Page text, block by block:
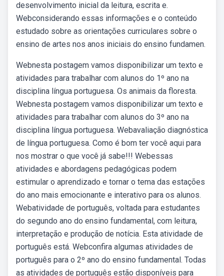
desenvolvimento inicial da leitura, escrita e.
Webconsiderando essas informações e o conteúdo
estudado sobre as orientações curriculares sobre o
ensino de artes nos anos iniciais do ensino fundamen.
Webnesta postagem vamos disponibilizar um texto e
atividades para trabalhar com alunos do 1º ano na
disciplina língua portuguesa. Os animais da floresta.
Webnesta postagem vamos disponibilizar um texto e
atividades para trabalhar com alunos do 3º ano na
disciplina língua portuguesa. Webavaliação diagnóstica
de língua portuguesa. Como é bom ter você aqui para
nos mostrar o que você já sabe!!! Webessas
atividades e abordagens pedagógicas podem
estimular o aprendizado e tornar o tema das estações
do ano mais emocionante e interativo para os alunos.
Webatividade de português, voltada para estudantes
do segundo ano do ensino fundamental, com leitura,
interpretação e produção de notícia. Esta atividade de
português está. Webconfira algumas atividades de
português para o 2º ano do ensino fundamental. Todas
as atividades de português estão disponíveis para